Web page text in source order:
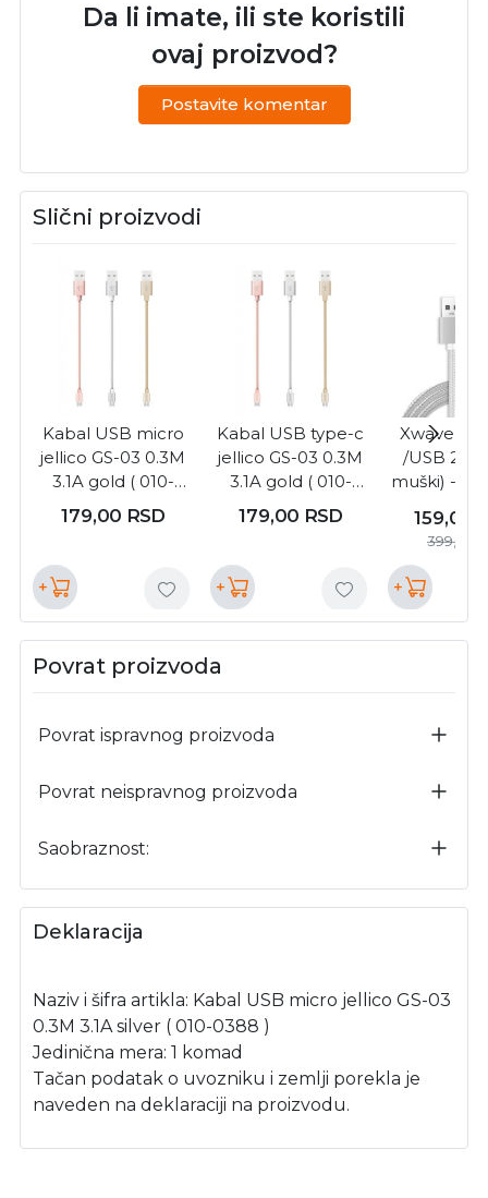
Da li imate, ili ste koristili
ovaj proizvod?
Postavite komentar
Slični proizvodi
Kabal USB micro
jellico GS-03 0.3M
3.1A gold ( 010-
0387 )
179,00 RSD
+
Kabal USB type-c
jellico GS-03 0.3M
3.1A gold ( 010-
0385 )
179,00 RSD
+
Xwave
/USB 2.0
muški) -
muški)/
1,2m/2A/
/srebrni
USB Micro
Al /
159,00
399,00
+
Povrat proizvoda
Povrat ispravnog proizvoda
Povrat neispravnog proizvoda
Saobraznost:
Deklaracija
Naziv i šifra artikla: Kabal USB micro jellico GS-03
0.3M 3.1A silver ( 010-0388 )
Jedinična mera: 1 komad
Tačan podatak o uvozniku i zemlji porekla je
naveden na deklaraciji na proizvodu.